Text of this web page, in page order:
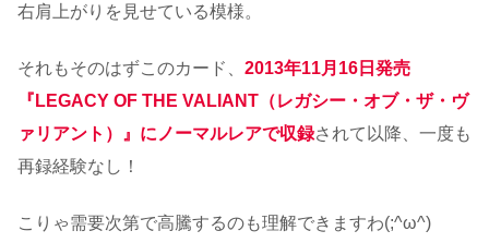
右肩上がりを見せている模様。
それもそのはずこのカード、 2013年11月16日発売
『LEGACY OF THE VALIANT（レガシー・オブ・ザ・ヴ
ァリアント）』にノーマルレアで収録されて以降、一度も
再録経験なし！
こりゃ需要次第で高騰するのも理解できますわ(;^ω^)